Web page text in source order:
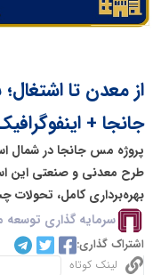
از معدن تا
جانجا +
پروژه مس جانجا در شمال
طرح معدنی و صنعتی این
بهره‌برداری کامل، تحولات
سرمایه گذاری توسعه
اشتراک گذاری:
لینک کوتاه